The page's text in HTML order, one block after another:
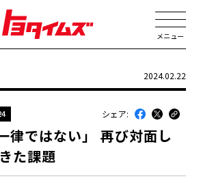
メニュー
最近のトヨタ
連載
2024.02.22
シェア:
律ではない」 再び対面し
た課題